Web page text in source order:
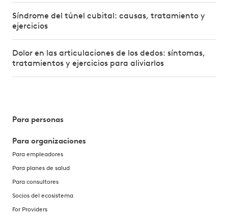
Síndrome del túnel cubital: causas, tratamiento y
ejercicios
Dolor en las articulaciones de los dedos: síntomas,
tratamientos y ejercicios para aliviarlos
Para personas
Para organizaciones
Para empleadores
Para planes de salud
Para consultores
Socios del ecosistema
For Providers